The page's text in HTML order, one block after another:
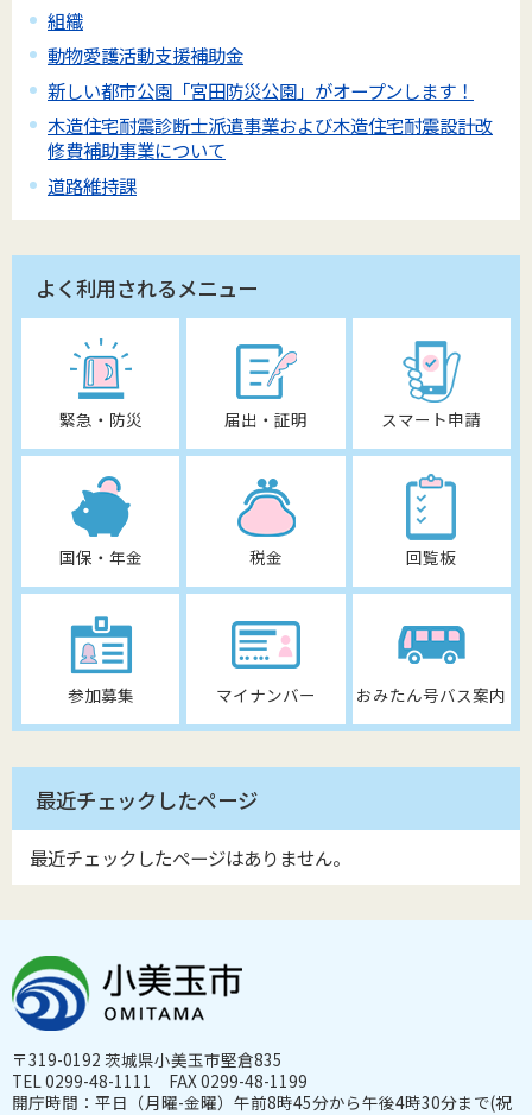
組織
動物愛護活動支援補助金
新しい都市公園「宮田防災公園」がオープンします！
木造住宅耐震診断士派遣事業および木造住宅耐震設計改
修費補助事業について
道路維持課
よく利用されるメニュー
緊急・防災 届出・証明 スマート申請
国保・年金 税金 回覧板
参加募集 マイナンバー おみたん号バス案内
最近チェックしたページ
最近チェックしたページはありません。
〒319-0192 茨城県小美玉市堅倉835
TEL 0299-48-1111 FAX 0299-48-1199
開庁時間：平日（月曜-金曜）午前8時45分から午後4時30分まで(祝